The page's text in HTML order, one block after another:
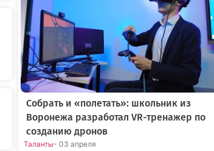
Собрать и «полетать»: школьник из
Воронежа разработал VR-тренажер по
созданию дронов
Таланты- 03 апреля